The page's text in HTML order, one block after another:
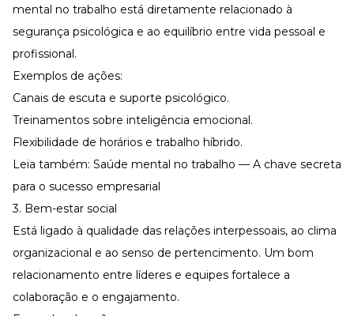
mental no trabalho está diretamente relacionado à
segurança psicológica e ao equilíbrio entre vida pessoal e
profissional.
Exemplos de ações:
Canais de escuta e suporte psicológico.
Treinamentos sobre inteligência emocional.
Flexibilidade de horários e trabalho híbrido.
Leia também: Saúde mental no trabalho — A chave secreta
para o sucesso empresarial
3. Bem-estar social
Está ligado à qualidade das relações interpessoais, ao clima
organizacional e ao senso de pertencimento. Um bom
relacionamento entre líderes e equipes fortalece a
colaboração e o engajamento.